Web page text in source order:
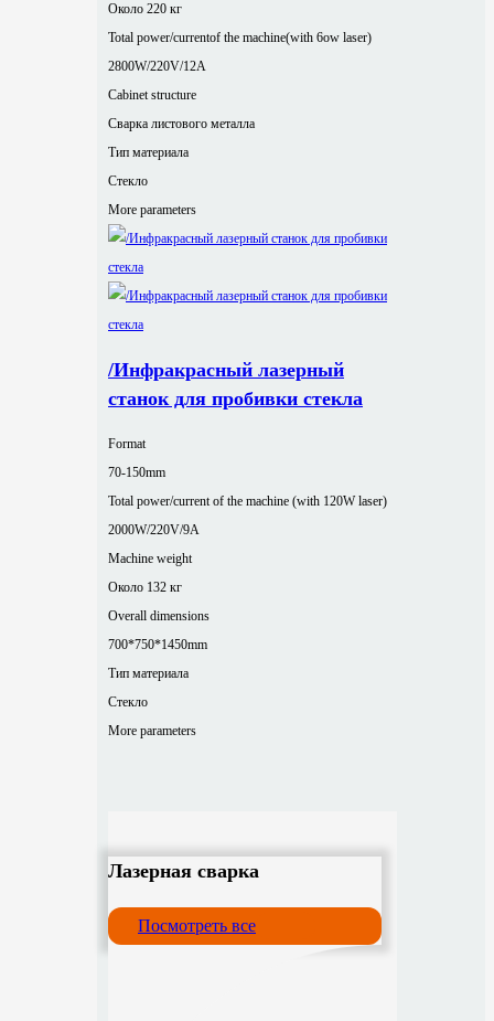
Около 220 кг
Total power/currentof the machine(with 6ow laser)
2800W/220V/12A
Cabinet structure
Сварка листового металла
Тип материала
Стекло
More parameters
/Инфракрасный лазерный
станок для пробивки стекла
Format
70-150mm
Total power/current of the machine (with 120W laser)
2000W/220V/9A
Machine weight
Около 132 кг
Overall dimensions
700*750*1450mm
Тип материала
Стекло
More parameters
Лазерная сварка
Посмотреть все